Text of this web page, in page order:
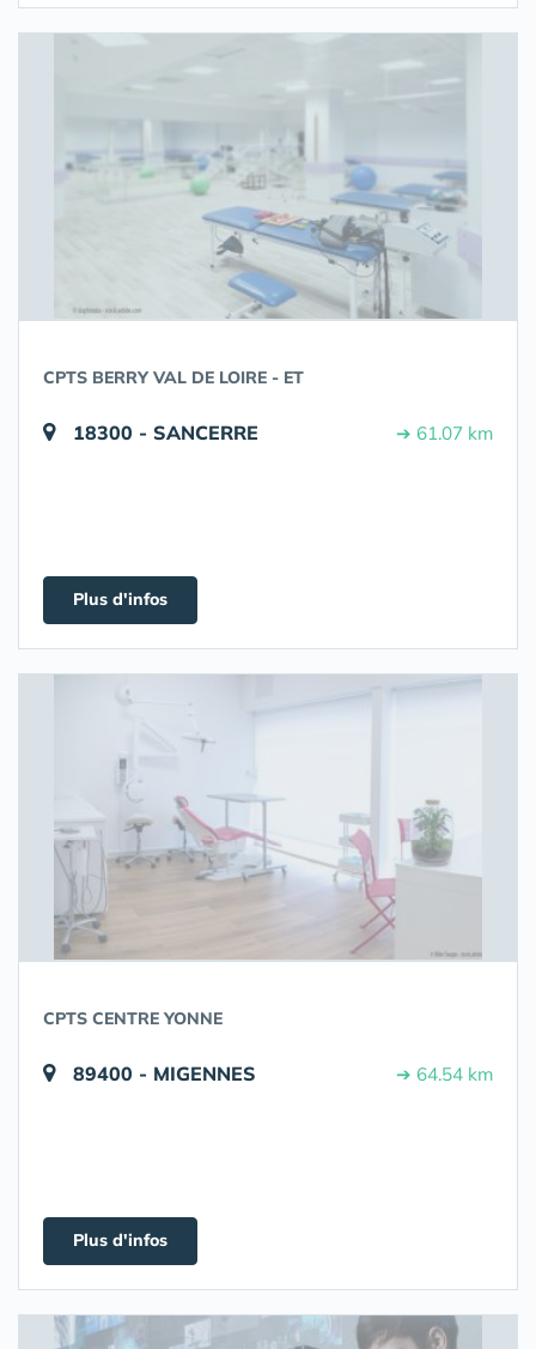
CPTS BERRY VAL DE LOIRE - ET
18300 - SANCERRE ➔ 61.07 km
Plus d'infos
CPTS CENTRE YONNE
89400 - MIGENNES ➔ 64.54 km
Plus d'infos